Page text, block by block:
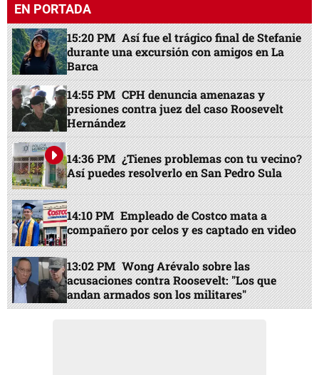
EN PORTADA
15:20 PM Así fue el trágico final de Stefanie
durante una excursión con amigos en La
Barca
14:55 PM CPH denuncia amenazas y
presiones contra juez del caso Roosevelt
Hernández
14:36 PM ¿Tienes problemas con tu vecino?
Así puedes resolverlo en San Pedro Sula
14:10 PM Empleado de Costco mata a
compañero por celos y es captado en video
13:02 PM Wong Arévalo sobre las
acusaciones contra Roosevelt: "Los que
andan armados son los militares"